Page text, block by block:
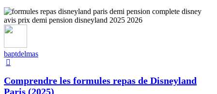
baptdelmas
Comprendre les formules repas de Disneyland
Paris (2025)